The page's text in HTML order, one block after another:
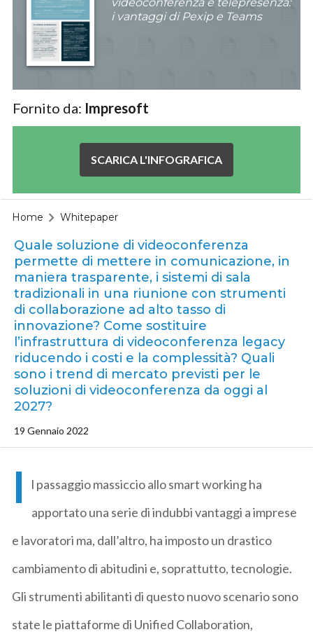
i vantaggi di Pexip e Teams
Fornito da: Impresoft
SCARICA L'INFOGRAFICA
Home Whitepaper
Quale soluzione di videoconferenza
permette di mettere in comunicazione, in
maniera trasparente, i sistemi di sala
tradizionali in una riunione con strumenti
di collaborazione ad alto tasso di
innovazione? Come sostituire
l’infrastruttura di videoconferenza legacy
riducendo i costi e la complessità? Quali
sono i trend di mercato previsti per le
soluzioni di videoconferenza da oggi al
2027?
19 Gennaio 2022
I
l passaggio massiccio allo smart working ha
apportato una serie di indubbi vantaggi a imprese
e lavoratori ma, dall’altro, ha imposto un drastico
cambiamento di abitudini e, soprattutto, tecnologie.
Gli strumenti abilitanti di questo nuovo scenario sono
state le piattaforme di Unified Collaboration,